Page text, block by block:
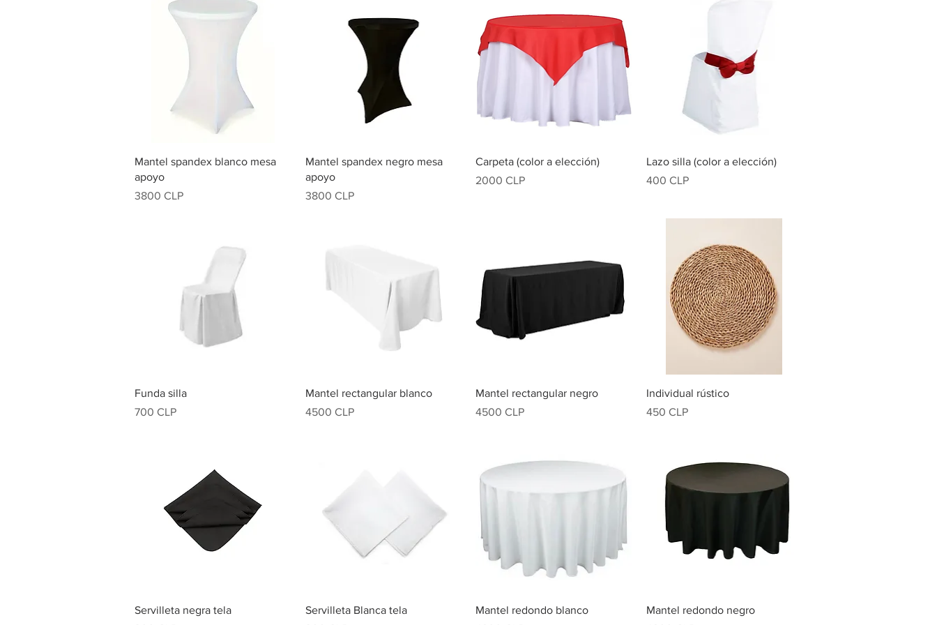
Vista rápida
Mantel spandex blanco mesa
apoyo
Precio
3800 CLP
Vista rápida
Mantel spandex negro mesa
apoyo
Precio
3800 CLP
Vista rápida
Carpeta (color a elección)
Precio
2000 CLP
Vista rápida
Lazo silla (color a elección)
Precio
400 CLP
Funda silla
Precio
700 CLP
Vista rápida
Mantel rectangular blanco
Precio
4500 CLP
Vista rápida
Mantel rectangular negro
Precio
4500 CLP
Vista rápida
Individual rústico
Precio
450 CLP
Vista rápida
Servilleta negra tela
Vista rápida
Servilleta Blanca tela
Vista rápida
Mantel redondo blanco
Vista rápida
Mantel redondo negro